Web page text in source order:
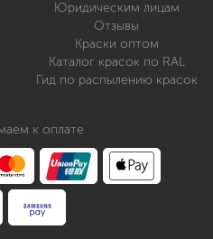
Юридическим лицам
Отзывы
Краски оптом
Каталог красок по RAL
Гид по распылению красок
к оплате